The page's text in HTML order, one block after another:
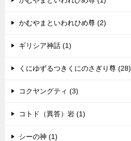
かむやまといわれひめ尊 (2)
ギリシア神話 (1)
くにゆずるつきくにのさぎり尊 (28)
コクヤングティ (3)
コトド（異答）岩 (1)
シーの神 (1)